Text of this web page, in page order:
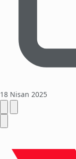
18 Nisan 2025